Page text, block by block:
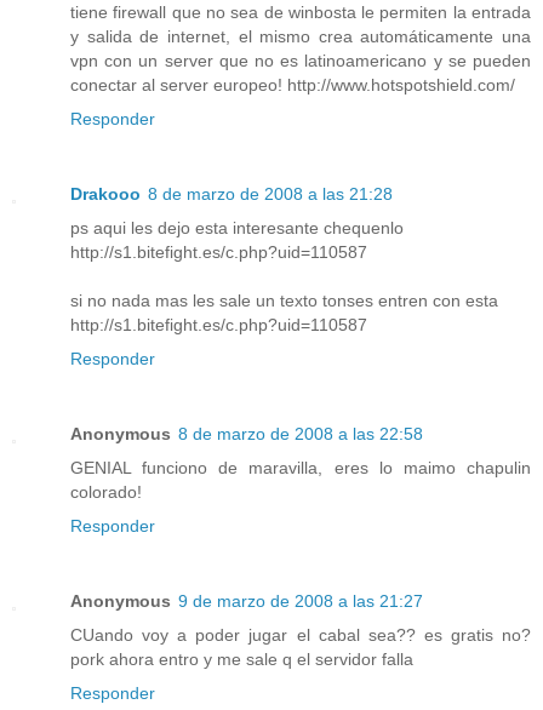
tiene firewall que no sea de winbosta le permiten la entrada
y salida de internet, el mismo crea automáticamente una
vpn con un server que no es latinoamericano y se pueden
conectar al server europeo! http://www.hotspotshield.com/
Responder
Drakooo 8 de marzo de 2008 a las 21:28
ps aqui les dejo esta interesante chequenlo
http://s1.bitefight.es/c.php?uid=110587
si no nada mas les sale un texto tonses entren con esta
http://s1.bitefight.es/c.php?uid=110587
Responder
Anonymous 8 de marzo de 2008 a las 22:58
GENIAL funciono de maravilla, eres lo maimo chapulin
colorado!
Responder
Anonymous 9 de marzo de 2008 a las 21:27
CUando voy a poder jugar el cabal sea?? es gratis no?
pork ahora entro y me sale q el servidor falla
Responder